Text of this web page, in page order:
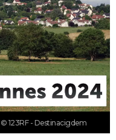
© 123RF - Destinacigdem